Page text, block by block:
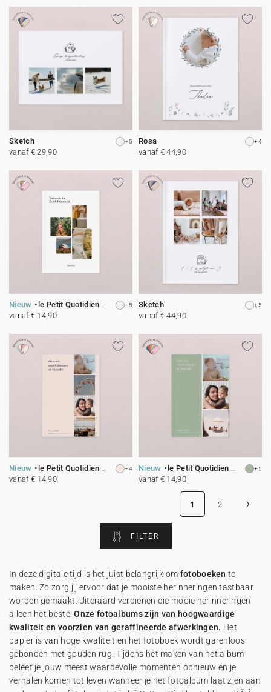
Sketch +5
vanaf € 29,90
Rosa +4
vanaf € 44,90
Nieuw le Petit Quotidien - 4 +5
vanaf € 14,90
Sketch +5
vanaf € 44,90
Nieuw le Petit Quotidien - 5 +4
vanaf € 14,90
Nieuw le Petit Quotidien - 6 +5
vanaf € 14,90
1 2 ›
FILTER
In deze digitale tijd is het juist belangrijk om fotoboeken te
maken. Zo zorg jij ervoor dat je mooiste herinneringen tastbaar
worden gemaakt. Uiteraard verdienen die mooie herinneringen
alleen het beste.Onze fotoalbums zijn van hoogwaardige
kwaliteit en voorzien van geraffineerde afwerkingen. Het
papier is van hoge kwaliteit en het fotoboek wordt garenloos
gebonden met gouden rug. Tijdens het maken van het album
beleef je jouw meest waardevolle momenten opnieuw en je
verhalen komen tot leven wanneer je het fotoalbum laat zien aan